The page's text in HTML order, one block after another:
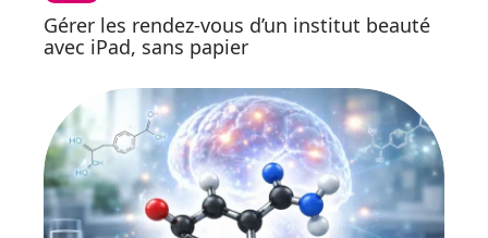
Gérer les rendez-vous d’un institut beauté
avec iPad, sans papier